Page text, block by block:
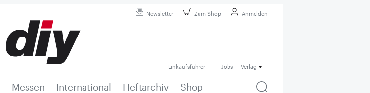
Newsletter Zum Shop Anmelden
Einkaufsführer Jobs Verlag
Messen International Heftarchiv Shop